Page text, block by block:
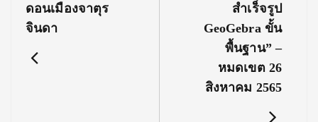
ดอนเมืองจาตุร
จินดา
สำเร็จรูป
GeoGebra ขั้น
พื้นฐาน” –
หมดเขต 26
สิงหาคม 2565